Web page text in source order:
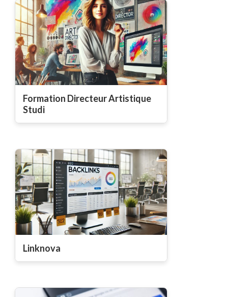
Formation Directeur Artistique
Studi
Linknova